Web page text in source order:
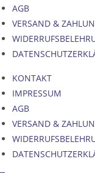
AGB
VERSAND &
KONTAKT
IMPRESSUM
AGB
VERSAND &